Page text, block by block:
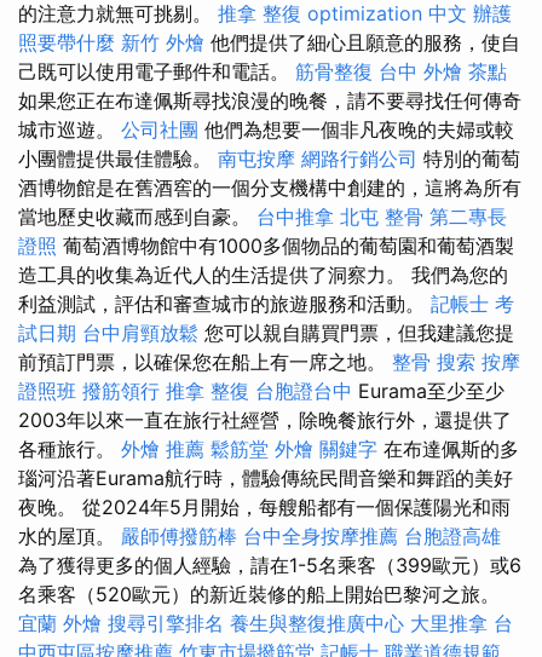
的注意力就無可挑剔。 推拿 整復 optimization 中文 辦護
照要帶什麼 新竹 外燴 他們提供了細心且願意的服務，使自
己既可以使用電子郵件和電話。 筋骨整復 台中 外燴 茶點
如果您正在布達佩斯尋找浪漫的晚餐，請不要尋找任何傳奇
城市巡遊。 公司社團 他們為想要一個非凡夜晚的夫婦或較
小團體提供最佳體驗。 南屯按摩 網路行銷公司 特別的葡萄
酒博物館是在舊酒窖的一個分支機構中創建的，這將為所有
當地歷史收藏而感到自豪。 台中推拿 北屯 整骨 第二專長
證照 葡萄酒博物館中有1000多個物品的葡萄園和葡萄酒製
造工具的收集為近代人的生活提供了洞察力。 我們為您的
利益測試，評估和審查城市的旅遊服務和活動。 記帳士 考
試日期 台中肩頸放鬆 您可以親自購買門票，但我建議您提
前預訂門票，以確保您在船上有一席之地。 整骨 搜索 按摩
證照班 撥筋領行 推拿 整復 台胞證台中 Eurama至少至少
2003年以來一直在旅行社經營，除晚餐旅行外，還提供了
各種旅行。 外燴 推薦 鬆筋堂 外燴 關鍵字 在布達佩斯的多
瑙河沿著Eurama航行時，體驗傳統民間音樂和舞蹈的美好
夜晚。 從2024年5月開始，每艘船都有一個保護陽光和雨
水的屋頂。 嚴師傅撥筋棒 台中全身按摩推薦 台胞證高雄
為了獲得更多的個人經驗，請在1-5名乘客（399歐元）或6
名乘客（520歐元）的新近裝修的船上開始巴黎河之旅。
宜蘭 外燴 搜尋引擎排名 養生與整復推廣中心 大里推拿 台
中西屯區按摩推薦 竹東市場撥筋堂 記帳士 職業道德規範